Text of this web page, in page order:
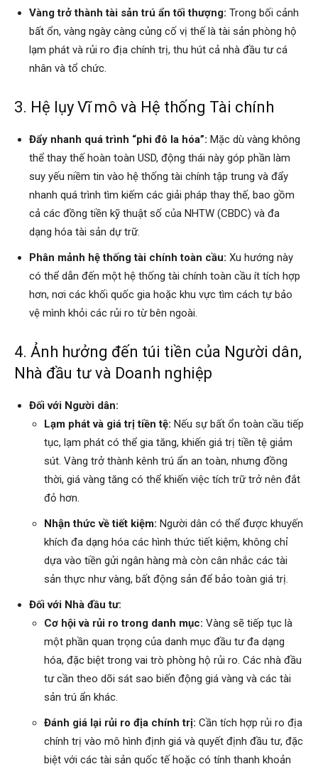
Vàng trở thành tài sản trú ẩn tối thượng: Trong bối cảnh
bất ổn, vàng ngày càng củng cố vị thế là tài sản phòng hộ
lạm phát và rủi ro địa chính trị, thu hút cả nhà đầu tư cá
nhân và tổ chức.
3. Hệ lụy Vĩ mô và Hệ thống Tài chính
Đẩy nhanh quá trình “phi đô la hóa”: Mặc dù vàng không
thể thay thế hoàn toàn USD, động thái này góp phần làm
suy yếu niềm tin vào hệ thống tài chính tập trung và đẩy
nhanh quá trình tìm kiếm các giải pháp thay thế, bao gồm
cả các đồng tiền kỹ thuật số của NHTW (CBDC) và đa
dạng hóa tài sản dự trữ.
Phân mảnh hệ thống tài chính toàn cầu: Xu hướng này
có thể dẫn đến một hệ thống tài chính toàn cầu ít tích hợp
hơn, nơi các khối quốc gia hoặc khu vực tìm cách tự bảo
vệ mình khỏi các rủi ro từ bên ngoài.
4. Ảnh hưởng đến túi tiền của Người dân,
Nhà đầu tư và Doanh nghiệp
Đối với Người dân:
Lạm phát và giá trị tiền tệ: Nếu sự bất ổn toàn cầu tiếp
tục, lạm phát có thể gia tăng, khiến giá trị tiền tệ giảm
sút. Vàng trở thành kênh trú ẩn an toàn, nhưng đồng
thời, giá vàng tăng có thể khiến việc tích trữ trở nên đắt
đỏ hơn.
Nhận thức về tiết kiệm: Người dân có thể được khuyến
khích đa dạng hóa các hình thức tiết kiệm, không chỉ
dựa vào tiền gửi ngân hàng mà còn cân nhắc các tài
sản thực như vàng, bất động sản để bảo toàn giá trị.
Đối với Nhà đầu tư:
Cơ hội và rủi ro trong danh mục: Vàng sẽ tiếp tục là
một phần quan trọng của danh mục đầu tư đa dạng
hóa, đặc biệt trong vai trò phòng hộ rủi ro. Các nhà đầu
tư cần theo dõi sát sao biến động giá vàng và các tài
sản trú ẩn khác.
Đánh giá lại rủi ro địa chính trị: Cần tích hợp rủi ro địa
chính trị vào mô hình định giá và quyết định đầu tư, đặc
biệt với các tài sản quốc tế hoặc có tính thanh khoản